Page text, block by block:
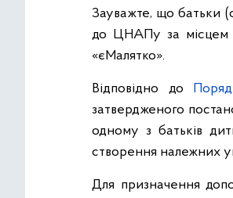
Зауважте, що батьки
до ЦНАПу за місцем
«єМалятко».
Відповідно до
затвердженого
одному з батьків
створення належних
Для призначення